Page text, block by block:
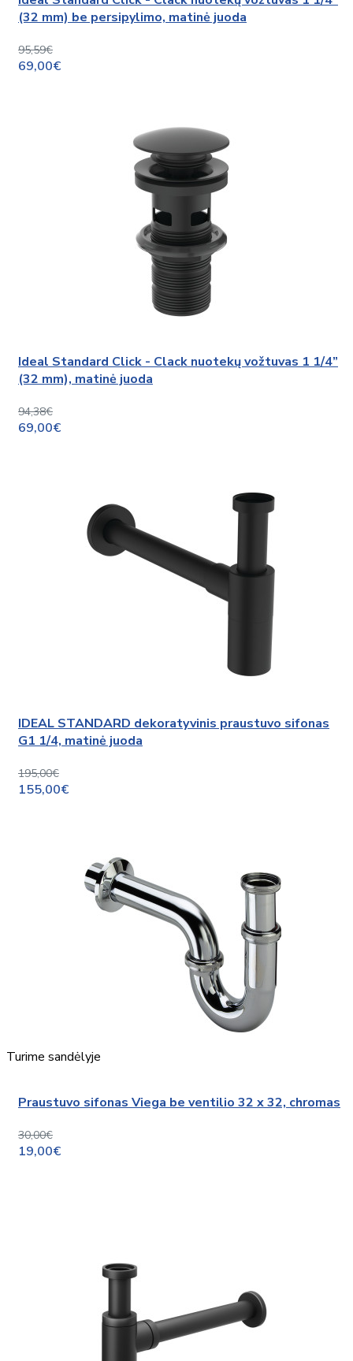
(32 mm) be persipylimo, matinė juoda
95,59€
69,00€
Ideal Standard Click - Clack nuotekų vožtuvas 1 1/4”
(32 mm), matinė juoda
94,38€
69,00€
IDEAL STANDARD dekoratyvinis praustuvo sifonas
G1 1/4, matinė juoda
195,00€
155,00€
Turime sandėlyje
Praustuvo sifonas Viega be ventilio 32 x 32, chromas
30,00€
19,00€